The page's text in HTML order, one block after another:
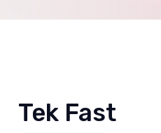
Tek Fast